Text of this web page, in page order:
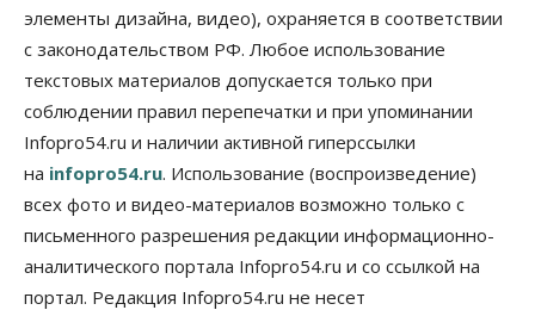
Общество
К современному юридическому образованию в
России возникает много вопросов
08 Августа 2026, 17:00
Новосибирские вузы опубликовали
приказы о зачислении на бюджетные места
08 Августа 2026, 16:00
Общество Технологии
Искусственный интеллект впервые выписал
штраф за борщевик
элементы дизайна, видео), охраняется в соответствии
с законодательством РФ. Любое использование
текстовых материалов допускается только при
соблюдении правил перепечатки и при упоминании
Infopro54.ru и наличии активной гиперссылки
на infopro54.ru. Использование (воспроизведение)
всех фото и видео-материалов возможно только с
письменного разрешения редакции информационно-
аналитического портала Infopro54.ru и со ссылкой на
портал. Редакция Infopro54.ru не несет